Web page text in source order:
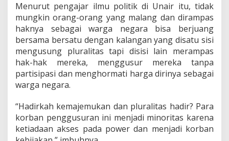
Menurut pengajar ilmu politik di Unair itu, tidak
mungkin orang-orang yang malang dan dirampas
haknya sebagai warga negara bisa berjuang
bersama bersatu dengan kalangan yang disatu sisi
mengusung pluralitas tapi disisi lain merampas
hak-hak mereka, menggusur mereka tanpa
partisipasi dan menghormati harga dirinya sebagai
warga negara.
“Hadirkah kemajemukan dan pluralitas hadir? Para
korban penggusuran ini menjadi minoritas karena
ketiadaan akses pada power dan menjadi korban